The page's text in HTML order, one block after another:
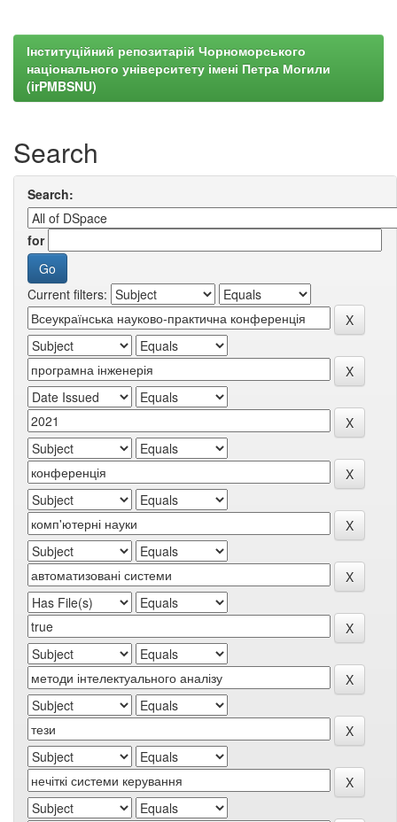
Інституційний репозитарій Чорноморського
національного університету імені Петра Могили
(irPMBSNU)
Search
Search:
for
Current filters: